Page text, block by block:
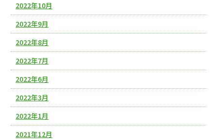
2022年10月
2022年9月
2022年8月
2022年7月
2022年6月
2022年3月
2022年1月
2021年12月